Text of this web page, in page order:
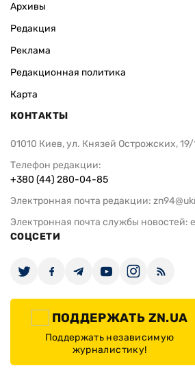
Архивы
Редакция
Реклама
Редакционная политика
Карта
КОНТАКТЫ
01010 Киев, ул. Князей Острожских, 19/
Телефон редакции:
+380 (44) 280-04-85
Электронная почта редакции:
Электронная почта службы новостей:
СОЦСЕТИ
ПОДДЕРЖАТЬ ZN.UA
Поддержать независимую
журналистику!